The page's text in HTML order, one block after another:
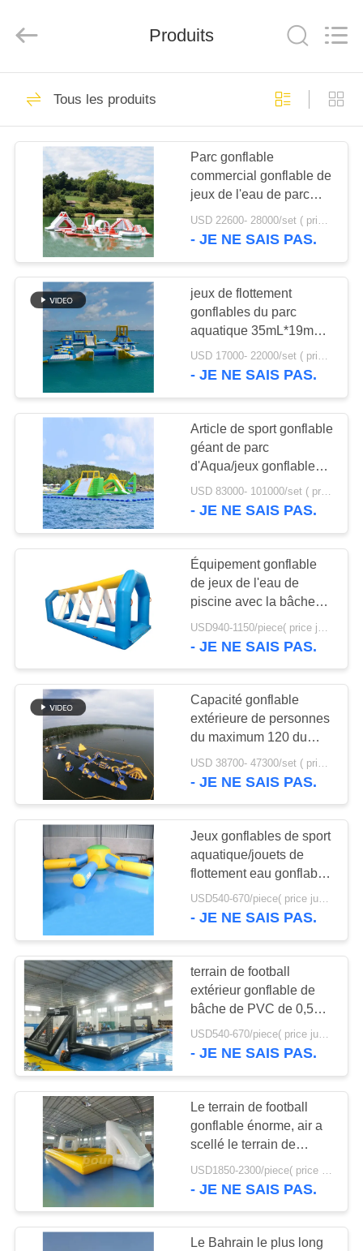
MAISON
PRODUITS
VIDÉOS
SUJET
DE
NOUS
VISITE
D'USINE
CONTRÔLE
QUALITÉ
CONTACTEZ-
DEMANDEZ
CITATION
PLAN
SITE
PRIVACY
POLICY
Inflatables
Factory.
Parc aquatique
gonflable
Cas gonflables de
parc aquatique
58
Trampoline
gonflable
4
Sports aquatiques
gonflables simples
135
Canot pneumatique
de Rafting
Canot pneumatique
de banane
9
tente gonflable
d'événement
24
Produits
Tous les produits
Parc gonflable
commercial gonflable de
jeux de l'eau de parc
aquatique/lac de la
France
USD 22600- 28000/set ( price just for reference, detailed prices need to be confirmed) MOQ:1PC
- JE NE SAIS PAS.
jeux de flottement
gonflables du parc
aquatique 35mL*19mW
en Bermudes
USD 17000- 22000/set ( price just for reference, detailed prices need to be confirmed) MOQ:1 ensemble ou parts de tout le parc
- JE NE SAIS PAS.
Article de sport gonflable
géant de parc
d'Aqua/jeux gonflables
de parc aquatique pour
la mer
USD 83000- 101000/set ( price just for reference, detailed prices need to be confirmed) MOQ:1 ensemble ou une partie de l'ensemble du parc
- JE NE SAIS PAS.
Équipement gonflable
de jeux de l'eau de
piscine avec la bâche
durable de PVC
- JE NE SAIS PAS.
Capacité gonflable
extérieure de personnes
du maximum 120 du
parc aquatique
50m*34m
USD 38700- 47300/set ( price just for reference, detailed prices need to be confirmed) MOQ:1 ensemble ou une partie de l'ensemble du parc
- JE NE SAIS PAS.
Jeux gonflables de sport
aquatique/jouets de
flottement eau gonflable
pour la piscine
USD540-670/piece( price just for reference, detailed prices need to be confirmed) MOQ:1PC
- JE NE SAIS PAS.
terrain de football
extérieur gonflable de
bâche de PVC de 0,55
millimètres pour
l'événement
USD540-670/piece( price just for reference, detailed prices need to be confirmed) MOQ:1PC
- JE NE SAIS PAS.
Le terrain de football
gonflable énorme, air a
scellé le terrain de
football gonflable de
savon
- JE NE SAIS PAS.
Le Bahrain le plus long